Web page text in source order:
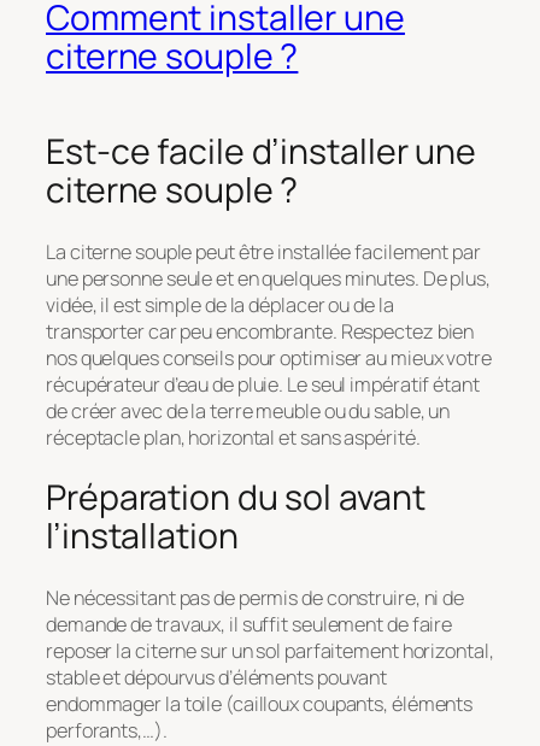
Comment installer une
citerne souple ?
Est-ce facile d’installer une
citerne souple ?
La citerne souple peut être installée facilement par
une personne seule et en quelques minutes. De plus,
vidée, il est simple de la déplacer ou de la
transporter car peu encombrante. Respectez bien
nos quelques conseils pour optimiser au mieux votre
récupérateur d’eau de pluie. Le seul impératif étant
de créer avec de la terre meuble ou du sable, un
réceptacle plan, horizontal et sans aspérité.
Préparation du sol avant
l’installation
Ne nécessitant pas de permis de construire, ni de
demande de travaux, il suffit seulement de faire
reposer la citerne sur un sol parfaitement horizontal,
stable et dépourvus d’éléments pouvant
endommager la toile (cailloux coupants, éléments
perforants,…).